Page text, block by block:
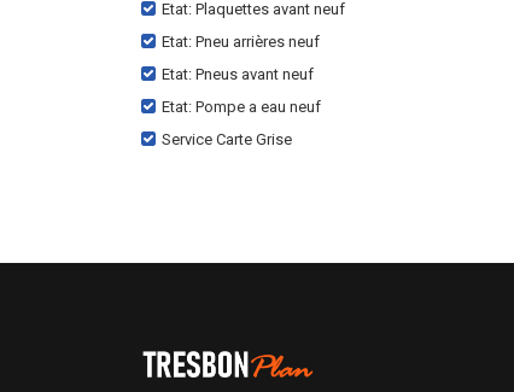
Etat: Plaquettes avant neuf
Etat: Pneu arrières neuf
Etat: Pneus avant neuf
Etat: Pompe a eau neuf
Service Carte Grise